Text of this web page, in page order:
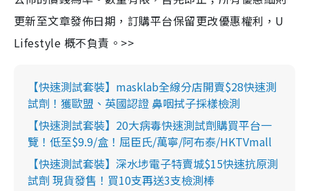
更新至文章發佈日期，訂購平台保留更改優惠權利，U
Lifestyle 概不負責。>>
【快速測試套裝】masklab全線分店開賣$28快速測
試劑！獲歐盟、英國認證 鼻咽拭子採樣檢測
【快速測試套裝】20大病毒快速測試劑購買平台一
覽！低至$9.9/盒！屈臣氏/萬寧/阿布泰/HKTVmall
【快速測試套裝】深水埗電子特賣城$15快速抗原測
試劑 現貨發售！買10支再送3支檢測棒